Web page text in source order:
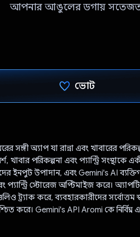
আপনার আঙুলের ডগায়
ভোট
সঙ্গী অ্যাপ যা রান্না এবং খাবারের
খাবার পরিকল্পনা এবং প্যান্ট্রি
ইনপুট উপাদান, এবং Gemini's AI
প্যান্ট্রি স্টোরেজ অপ্টিমাইজ করে।
ট্র্যাক করে, ব্যবহারকারীদের সর্বোত্তম
করে। Gemini's API Aromi কে নির্বিঘ্ন